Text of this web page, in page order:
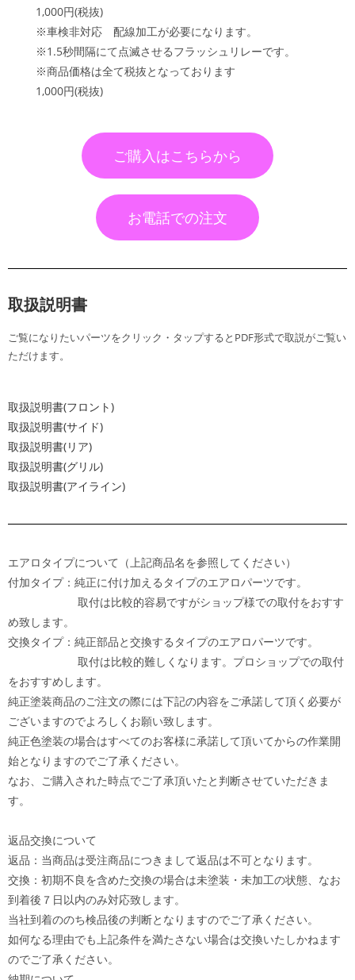
1,000円(税抜)
※車検非対応 配線加工が必要になります。
※1.5秒間隔にて点滅させるフラッシュリレーです。
※商品価格は全て税抜となっております
1,000円(税抜)
ご購入はこちらから
お電話での注文
取扱説明書
ご覧になりたいパーツをクリック・タップするとPDF形式で取説がご覧い
ただけます。
取扱説明書(フロント)
取扱説明書(サイド)
取扱説明書(リア)
取扱説明書(グリル)
取扱説明書(アイライン)
エアロタイプについて（上記商品名を参照してください）
付加タイプ：純正に付け加えるタイプのエアロパーツです。
取付は比較的容易ですがショップ様での取付をおすす
め致します。
交換タイプ：純正部品と交換するタイプのエアロパーツです。
取付は比較的難しくなります。プロショップでの取付
をおすすめします。
純正塗装商品のご注文の際には下記の内容をご承諾して頂く必要が
ございますのでよろしくお願い致します。
純正色塗装の場合はすべてのお客様に承諾して頂いてからの作業開
始となりますのでご了承ください。
なお、ご購入された時点でご了承頂いたと判断させていただきま
す。
返品交換について
返品：当商品は受注商品につきまして返品は不可となります。
交換：初期不良を含めた交換の場合は未塗装・未加工の状態、なお
到着後７日以内のみ対応致します。
当社到着ののち検品後の判断となりますのでご了承ください。
如何なる理由でも上記条件を満たさない場合は交換いたしかねます
のでご了承ください。